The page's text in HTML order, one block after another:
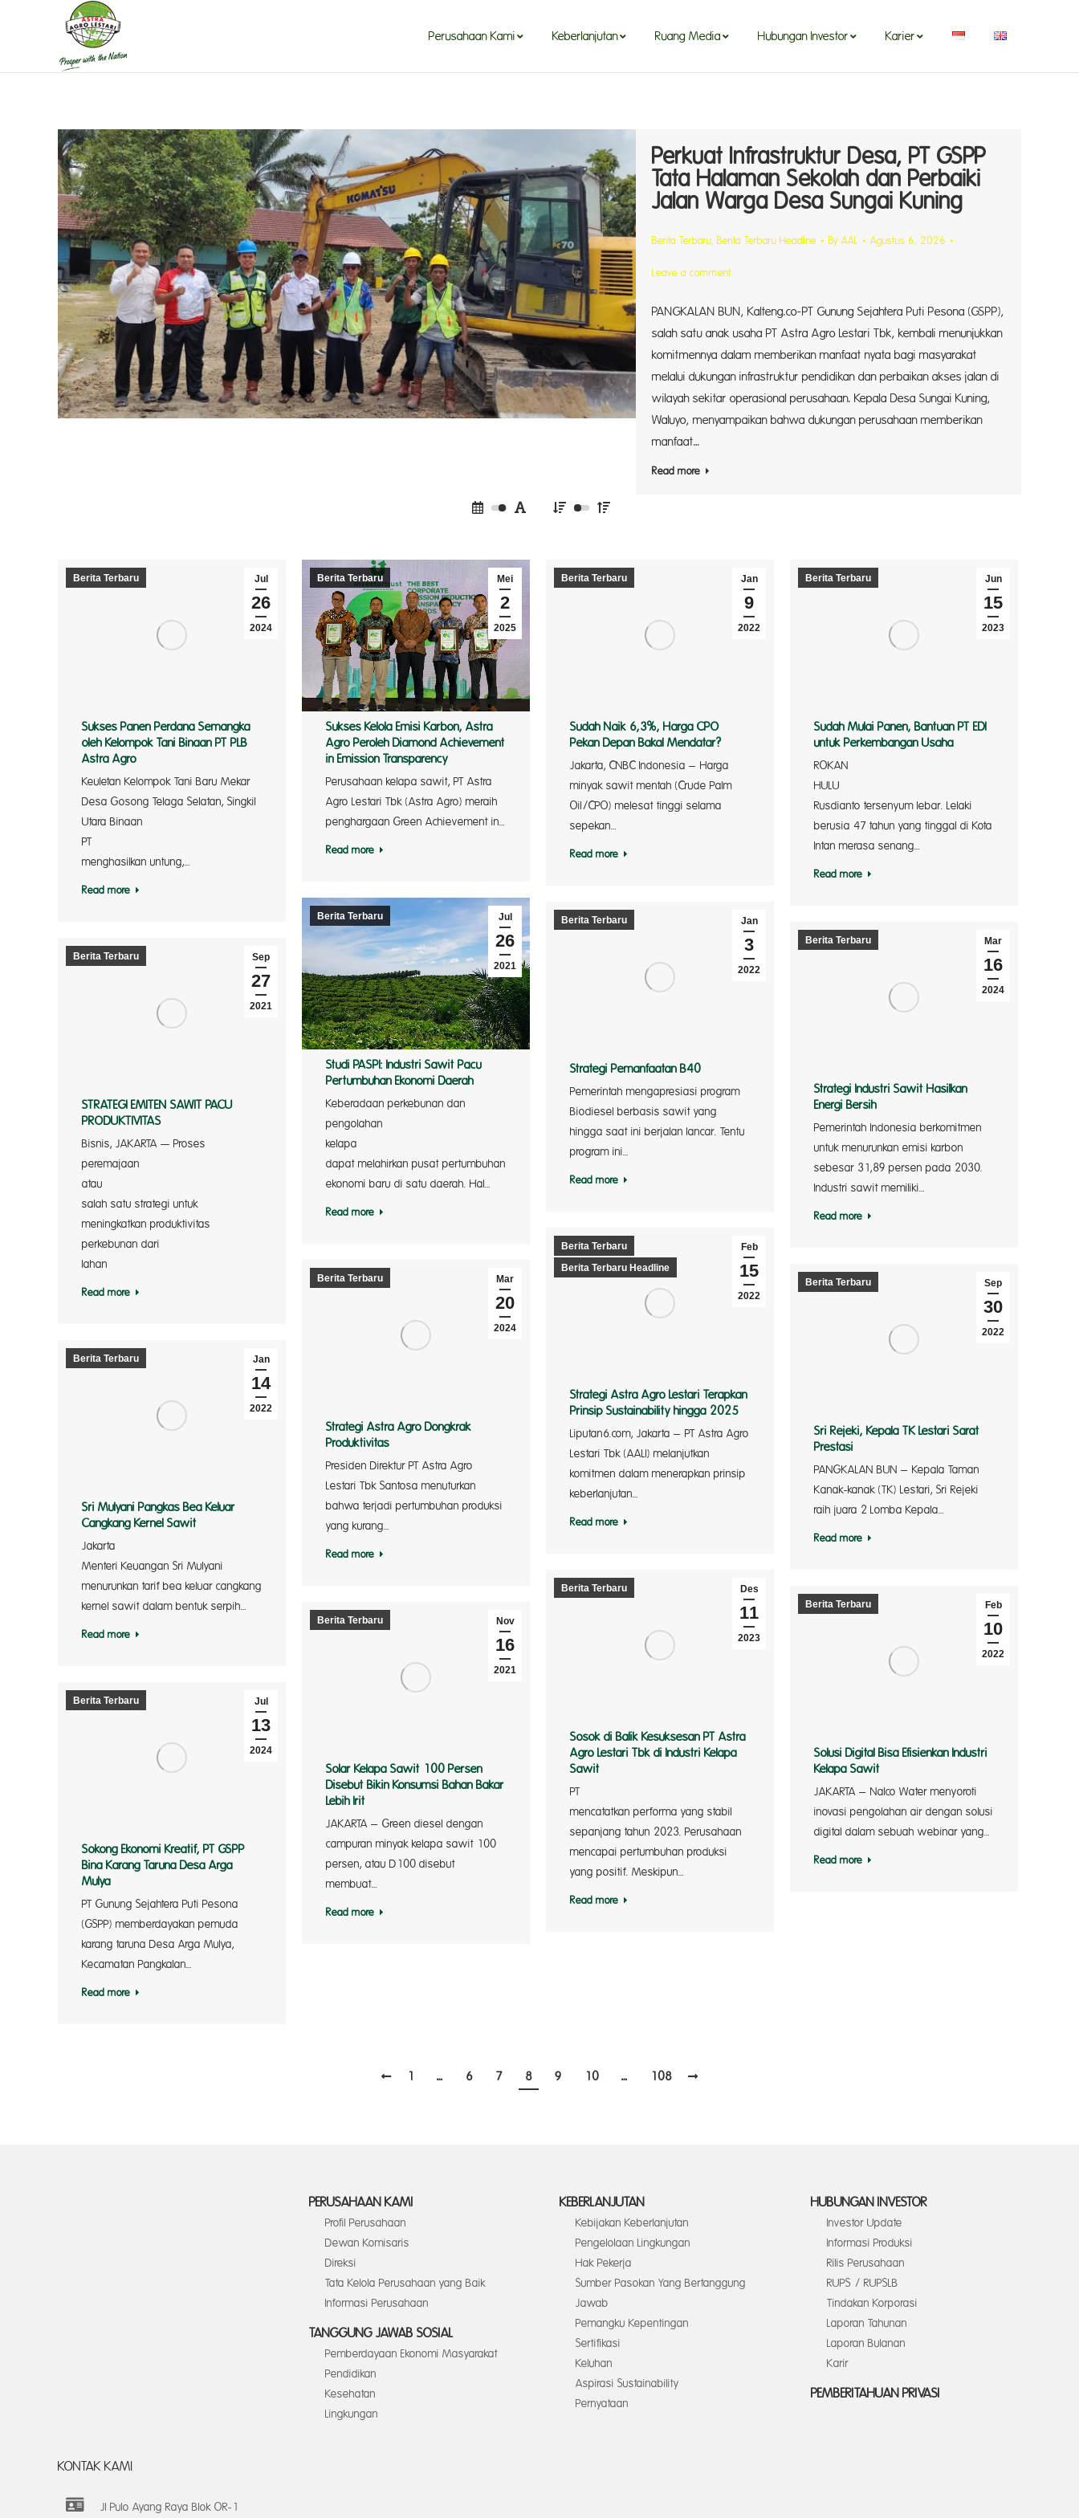
Perusahaan Kami Keberlanjutan Ruang Media Hubungan Investor Karier
Perkuat Infrastruktur Desa, PT GSPP
Tata Halaman Sekolah dan Perbaiki
Jalan Warga Desa Sungai Kuning
Berita Terbaru, Berita Terbaru Headline By AAL Agustus 6, 2026
Leave a comment
PANGKALAN BUN, Kalteng.co-PT Gunung Sejahtera Puti Pesona (GSPP),
salah satu anak usaha PT Astra Agro Lestari Tbk, kembali menunjukkan
komitmennya dalam memberikan manfaat nyata bagi masyarakat
melalui dukungan infrastruktur pendidikan dan perbaikan akses jalan di
wilayah sekitar operasional perusahaan. Kepala Desa Sungai Kuning,
Waluyo, menyampaikan bahwa dukungan perusahaan memberikan
manfaat…
Read more
Jul
26
2024
Berita Terbaru
Sukses Panen Perdana Semangka
oleh Kelompok Tani Binaan PT PLB
Astra Agro
Keuletan Kelompok Tani Baru Mekar
Desa Gosong Telaga Selatan, Singkil
Utara Binaan
PT Perkebunan
menghasilkan untung,…
Read more
Mei
2
2025
Berita Terbaru
Sukses Kelola Emisi Karbon, Astra
Agro Peroleh Diamond Achievement
in Emission Transparency
Perusahaan kelapa sawit, PT Astra
Agro Lestari Tbk (Astra Agro) meraih
penghargaan Green Achievement in…
Read more
Jan
9
2022
Berita Terbaru
Sudah Naik 6,3%, Harga CPO
Pekan Depan Bakal Mendatar?
Jakarta, CNBC Indonesia – Harga
minyak sawit mentah (Crude Palm
Oil/CPO) melesat tinggi selama
sepekan…
Read more
Jun
15
2023
Berita Terbaru
Sudah Mulai Panen, Bantuan PT EDI
untuk Perkembangan Usaha
ROKAN
Rusdianto tersenyum lebar. Lelaki
berusia 47 tahun yang tinggal di Kota
Intan merasa senang…
Read more
Jul
26
2021
Berita Terbaru
Studi PASPI: Industri Sawit Pacu
Pertumbuhan Ekonomi Daerah
Keberadaan perkebunan dan
pengolahan
kelapa sawit
dapat melahirkan pusat pertumbuhan
ekonomi baru di satu daerah. Hal…
Read more
Jan
3
2022
Berita Terbaru
Strategi Pemanfaatan B40
Pemerintah mengapresiasi program
Biodiesel berbasis sawit yang
hingga saat ini berjalan lancar. Tentu
program ini…
Read more
Mar
16
2024
Berita Terbaru
Strategi Industri Sawit Hasilkan
Energi Bersih
Pemerintah Indonesia berkomitmen
untuk menurunkan emisi karbon
sebesar 31,89 persen pada 2030.
Industri sawit memiliki…
Read more
Sep
27
2021
Berita Terbaru
STRATEGI EMITEN SAWIT PACU
PRODUKTIVITAS
Bisnis, JAKARTA — Proses
peremajaan
atau replanting menjadi
salah satu strategi untuk
meningkatkan produktivitas
perkebunan dari
lahan existing, di…
Read more
Feb
15
2022
Berita Terbaru
Berita Terbaru Headline
Strategi Astra Agro Lestari Terapkan
Prinsip Sustainability hingga 2025
Liputan6.com, Jakarta – PT Astra Agro
Lestari Tbk (AALI) melanjutkan
komitmen dalam menerapkan prinsip
keberlanjutan…
Read more
Mar
20
2024
Berita Terbaru
Strategi Astra Agro Dongkrak
Produktivitas
Presiden Direktur PT Astra Agro
Lestari Tbk Santosa menuturkan
bahwa terjadi pertumbuhan produksi
yang kurang…
Read more
Sep
30
2022
Berita Terbaru
Sri Rejeki, Kepala TK Lestari Sarat
Prestasi
PANGKALAN BUN – Kepala Taman
Kanak-kanak (TK) Lestari, Sri Rejeki
raih juara 2 Lomba Kepala…
Read more
Jan
14
2022
Berita Terbaru
Sri Mulyani Pangkas Bea Keluar
Cangkang Kernel Sawit
Jakarta —
Menteri Keuangan Sri Mulyani
menurunkan tarif bea keluar cangkang
kernel sawit dalam bentuk serpih…
Read more
Des
11
2023
Berita Terbaru
Sosok di Balik Kesuksesan PT Astra
Agro Lestari Tbk di Industri Kelapa
Sawit
PT
mencatatkan performa yang stabil
sepanjang tahun 2023. Perusahaan
mencapai pertumbuhan produksi
yang positif. Meskipun…
Read more
Feb
10
2022
Berita Terbaru
Solusi Digital Bisa Efisienkan Industri
Kelapa Sawit
JAKARTA – Nalco Water menyoroti
inovasi pengolahan air dengan solusi
digital dalam sebuah webinar yang…
Read more
Nov
16
2021
Berita Terbaru
Solar Kelapa Sawit 100 Persen
Disebut Bikin Konsumsi Bahan Bakar
Lebih Irit
JAKARTA – Green diesel dengan
campuran minyak kelapa sawit 100
persen, atau D100 disebut
membuat…
Read more
Jul
13
2024
Berita Terbaru
Sokong Ekonomi Kreatif, PT GSPP
Bina Karang Taruna Desa Arga
Mulya
PT Gunung Sejahtera Puti Pesona
(GSPP) memberdayakan pemuda
karang taruna Desa Arga Mulya,
Kecamatan Pangkalan…
Read more
1 … 6 7 8 9 10 … 108
PERUSAHAAN KAMI
Profil Perusahaan
Dewan Komisaris
Direksi
Tata Kelola Perusahaan yang Baik
Informasi Perusahaan
TANGGUNG JAWAB SOSIAL
Pemberdayaan Ekonomi Masyarakat
Pendidikan
Kesehatan
Lingkungan
KEBERLANJUTAN
Kebijakan Keberlanjutan
Pengelolaan Lingkungan
Hak Pekerja
Sumber Pasokan Yang Bertanggung
Jawab
Pemangku Kepentingan
Sertifikasi
Keluhan
Aspirasi Sustainability
Pernyataan
HUBUNGAN INVESTOR
Investor Update
Informasi Produksi
Rilis Perusahaan
RUPS / RUPSLB
Tindakan Korporasi
Laporan Tahunan
Laporan Bulanan
Karir
PEMBERITAHUAN PRIVASI
KONTAK KAMI
Jl Pulo Ayang Raya Blok OR-1